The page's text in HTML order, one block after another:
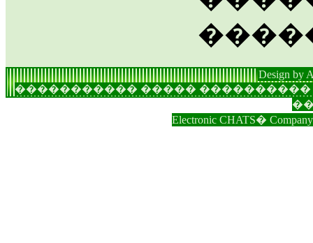
Design by
����������� �����
Electronic CHATS�